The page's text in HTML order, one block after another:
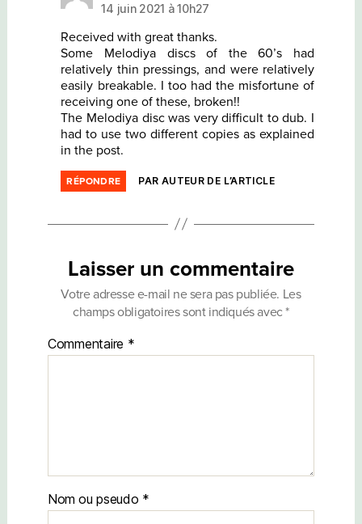
14 juin 2021 à 10h27
Received with great thanks.
Some Melodiya discs of the 60’s had
relatively thin pressings, and were relatively
easily breakable. I too had the misfortune of
receiving one of these, broken!!
The Melodiya disc was very difficult to dub. I
had to use two different copies as explained
in the post.
RÉPONDRE PAR AUTEUR DE L’ARTICLE
Laisser un commentaire
Votre adresse e-mail ne sera pas publiée. Les
champs obligatoires sont indiqués avec*
Commentaire *
Nom